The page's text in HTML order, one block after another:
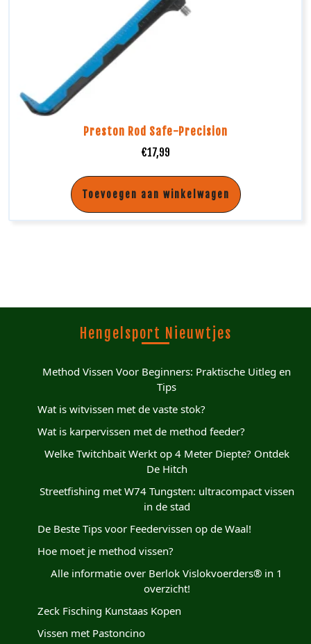
Preston Rod Safe-Precision
€17,99
Toevoegen aan winkelwagen
Hengelsport Nieuwtjes
Method Vissen Voor Beginners: Praktische Uitleg en
Tips
Wat is witvissen met de vaste stok?
Wat is karpervissen met de method feeder?
Welke Twitchbait Werkt op 4 Meter Diepte? Ontdek
De Hitch
Streetfishing met W74 Tungsten: ultracompact vissen
in de stad
De Beste Tips voor Feedervissen op de Waal!
Hoe moet je method vissen?
Alle informatie over Berlok Vislokvoerders® in 1
overzicht!
Zeck Fisching Kunstaas Kopen
Vissen met Pastoncino